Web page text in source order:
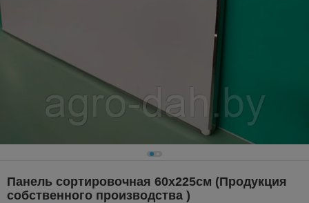
Панель сортировочная 60х225см (Продукция
собственного производства )